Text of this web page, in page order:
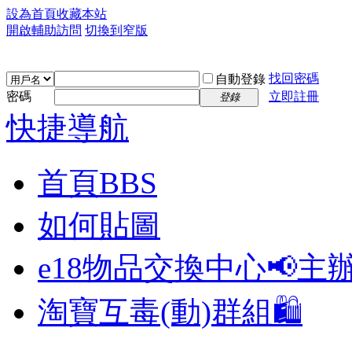
設為首頁收藏本站
開啟輔助訪問 切換到窄版
自動登錄 找回密碼
密碼
登錄 立即註冊
快捷導航
首頁BBS
如何貼圖
e18物品交換中心📢主
淘寶互毒(動)群組🛍️